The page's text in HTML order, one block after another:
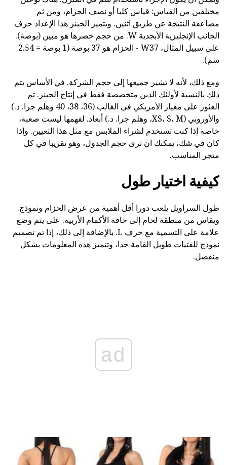
مختلفين من القياس: قياس كليا أو نصف الحزام، ومن ثم
مضاعفة النتيجة عن طريق اثنين. ويتميز الجينز هذا الإعداد حرف
الجانب الإنجليزية الأبجدية W. من حجم خصرها هو مبين (بوصة).
على سبيل المثال، W37 - الحزام هو 37 بوصة (1 بوصة = 2.54
سم).
ومع ذلك، لأنه لا تشير جميعها إلى حجم الشركة. في الأساس يتم
ذلك بالنسبة لأولئك الذين متخصصة فقط في إنتاج الجينز. تم
العثور على معيار الأمريكي في الغالب (36، 38، 40 وهلم جرا. د.)
والأوروبي (XS، S، M، وهلم جرا. د.) أبعاد. لفهمها ليست صعبة،
خاصة إذا كنت تستخدم لشراء الملابس مع مثل هذا التعيين. وإذا
كان في شك، يمكنك ان ترى حجم الجدول، وهو تقريبا في كل
متجر المناسب.
كيفية اختيار طول
طول السراويل يلعب دورا أقل أهمية من عرض الحزام ونموذج.
ويقاس من منطقة لحام إلى حافة الأكمام الأربية. على يتم وضع
علامة على التسمية مع حرف L. بالإضافة إلى ذلك، إذا تم تصميم
نموذج للفتيات طويل القامة جدا، وتتميز هذه المعلومات بشكل
منفصل.
ad